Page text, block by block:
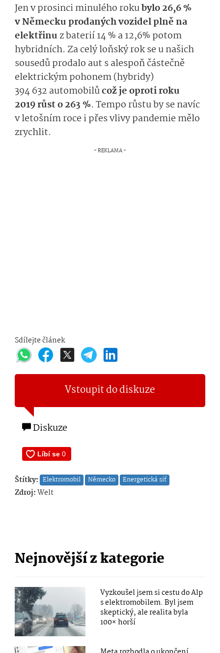
Jen v prosinci minulého rokubylo 26,6 %
v Německu prodaných vozidel plně na
elektřinu z baterií 14 % a 12,6% potom
hybridních. Za celý loňský rok se u našich
sousedů prodalo aut s alespoň částečně
elektrickým pohonem (hybridy)
394 632 automobilůcož je oproti roku
2019 růst o 263 %. Tempo růstu by se navíc
v letošním roce i přes vlivy pandemie mělo
zrychlit.
Sdílejte článek
Vstoupit do diskuze
Diskuze
Štítky: Elektromobil Německo Energetická síť
Zdroj:Welt
Nejnovější z kategorie
Vyzkoušel jsem si cestu do Alp
s elektromobilem. Byl jsem
skeptický, ale realita byla
100× horší